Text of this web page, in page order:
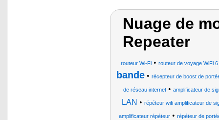
Nuage de
Repeater
routeur Wi-Fi • routeur de voyage WiFi
bande • récepteur de boost de
de réseau internet• amplificateur de
LAN • répéteur wifi amplificateur de
amplificateur répéteur • répéteur de